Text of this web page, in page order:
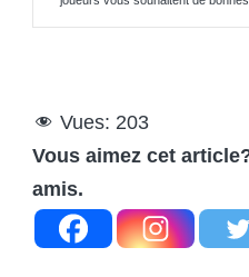
Vues: 203
Vous aimez cet
amis.